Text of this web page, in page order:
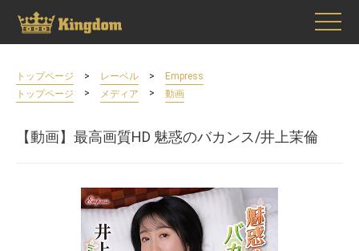
トップページ > レーベル >
Empress
トップページ
> メディア > 動画
【動画】最高画質HD 魅惑のバカンス/井上茉倫